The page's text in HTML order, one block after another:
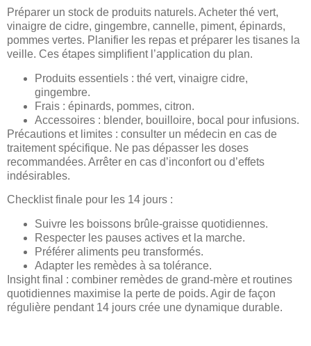
Préparer un stock de produits naturels. Acheter thé vert,
vinaigre de cidre, gingembre, cannelle, piment, épinards,
pommes vertes. Planifier les repas et préparer les tisanes la
veille. Ces étapes simplifient l’application du plan.
Produits essentiels : thé vert, vinaigre cidre,
gingembre.
Frais : épinards, pommes, citron.
Accessoires : blender, bouilloire, bocal pour infusions.
Précautions et limites : consulter un médecin en cas de
traitement spécifique. Ne pas dépasser les doses
recommandées. Arrêter en cas d’inconfort ou d’effets
indésirables.
Checklist finale pour les 14 jours :
Suivre les boissons brûle-graisse quotidiennes.
Respecter les pauses actives et la marche.
Préférer aliments peu transformés.
Adapter les remèdes à sa tolérance.
Insight final : combiner remèdes de grand-mère et routines
quotidiennes maximise la perte de poids. Agir de façon
régulière pendant 14 jours crée une dynamique durable.